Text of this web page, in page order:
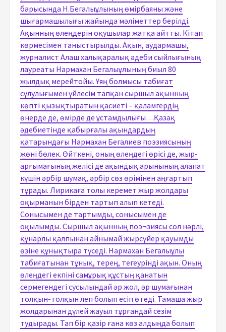
барысында Н.Бегалыұлының өмірбаяны және
шығармашылығы жайында мәліметтер берілді.
Ақынның өлеңдерін оқушылар жатқа айтты. Кітап
көрмесімен таныстырылды. Ақын, аудармашы,
журналист Алаш халықаралық әдеби сыйлығының
лауреаты Нармахан Бегалыұлының биыл 80
жылдық мерейтойы. Ұяң болмысы табиғат
сұлулығымен үйлесім тапқан сыршыл ақынның
көпті қызықтыратын қасиеті – қаламгердің
өнерде де, өмірде де ұстамдылығы…Қазақ
әдебиетінде қабырғалы ақындардың
қатарындағы Нармахан Бегалиев поэзиясының
жөні бөлек. Өйткені, оның өлеңдегі өрісі де, жыр-
арғымағының желісі де ақындық арынының алапат
күшін әрбір шумақ, әрбір сөз өрімінен аңғартып
тұрады. Лирикаға толы керемет жыр жолдары
оқырманын бірден тартып алып кетеді.
Сонысымен де тартымды, сонысымен де
оқылымды. Сыршыл ақынның поэ¬зиясы сол нәрлі,
құнарлы қалпынан айнымай жырсүйер қауымды
өзіне құнықтыра түседі. Нармахан Бегалыұлы
табиғатынан тұнық, терең, тегеурінді ақын. Оның
өлеңдегі екпіні самұрық құстың қанатын
сермегендегі сусылындай әр жол, әр шумағынан
толқын-толқын леп болып есіп өтеді. Тамаша жыр
жолдарынан дүлей жауыл тұрғандай сезім
тудырады. Тап бір қазір ғана көз алдыңда болып